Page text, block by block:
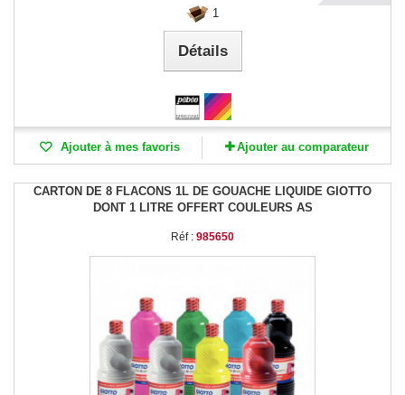
1
Détails
Ajouter à mes favoris Ajouter au comparateur
CARTON DE 8 FLACONS 1L DE GOUACHE LIQUIDE GIOTTO
DONT 1 LITRE OFFERT COULEURS AS
Réf : 985650